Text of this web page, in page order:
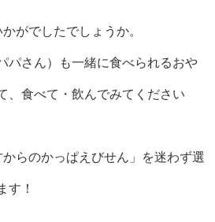
がでしたでしょうか。
パさん）も一緒に食べられるおや
、食べて・飲んでみてください
らのかっぱえびせん」を迷わず選
す！